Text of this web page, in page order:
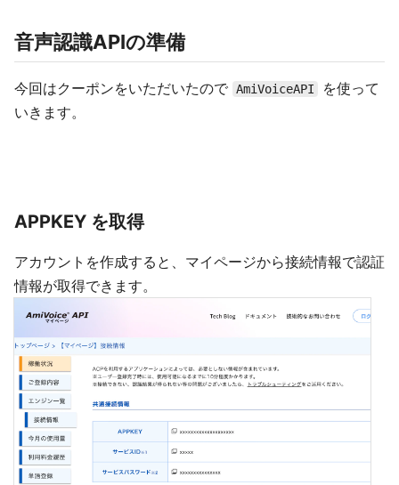
音声認識APIの準備
今回はクーポンをいただいたので AmiVoiceAPI
を使って
いきます。
APPKEY を取得
アカウントを作成すると、マイページから接続情報で認証
情報が取得できます。